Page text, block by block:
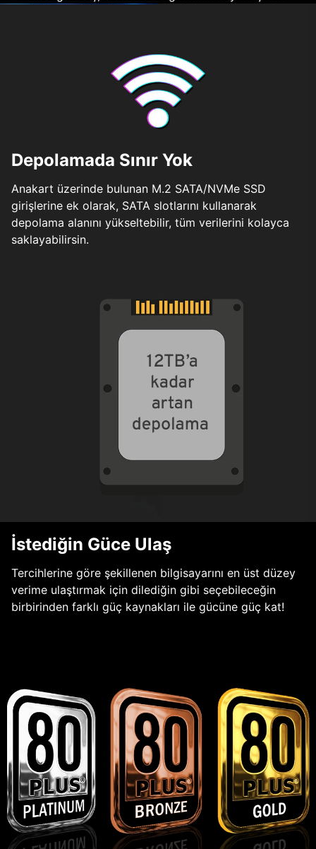
Depolamada Sınır Yok
Anakart üzerinde bulunan M.2 SATA/NVMe SSD
girişlerine ek olarak, SATA slotlarını kullanarak
depolama alanını yükseltebilir, tüm verilerini kolayca
saklayabilirsin.
İstediğin Güce Ulaş
Tercihlerine göre şekillenen bilgisayarını en üst düzey
verime ulaştırmak için dilediğin gibi seçebileceğin
birbirinden farklı güç kaynakları ile gücüne güç kat!